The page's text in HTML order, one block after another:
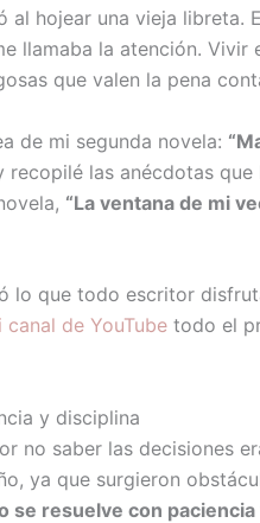
hojear una vieja libreta.
llamaba la atención.
que valen la pena
de mi segunda novela:
recopilé las anécdotas
“La ventana de mi
lo que todo escritor
canal de YouTube todo el
y disciplina
no saber las decisiones
ya que surgieron
se resuelve con